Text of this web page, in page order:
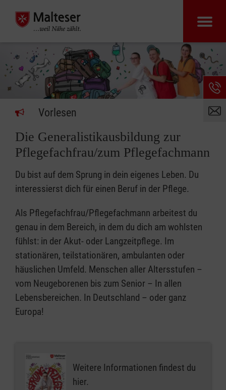
Vorlesen
Die Generalistikausbildung zur
Pflegefachfrau/zum Pflegefachmann
Du bist auf dem Sprung in dein eigenes Leben. Du
interessierst dich für einen Beruf in der Pflege.
Als Pflegefachfrau/Pflegefachmann arbeitest du
genau in dem Bereich, in dem du dich am wohlsten
fühlst: in der Akut- oder Langzeitpflege. Im
stationären, teilstationären, ambulanten oder
häuslichen Umfeld. Menschen aller Altersstufen –
vom Neugeborenen bis zum Senior – In allen
Lebensbereichen. In Deutschland – oder ganz
Europa!
Weitere Informationen findest du
hier.